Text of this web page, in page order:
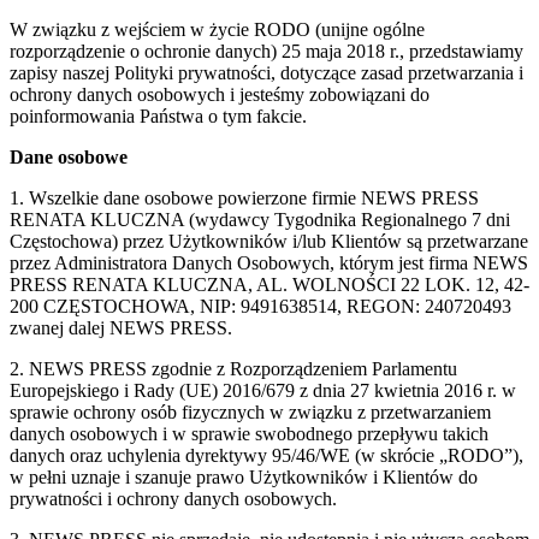
W związku z wejściem w życie RODO (unijne ogólne
rozporządzenie o ochronie danych) 25 maja 2018 r., przedstawiamy
zapisy naszej Polityki prywatności, dotyczące zasad przetwarzania i
ochrony danych osobowych i jesteśmy zobowiązani do
poinformowania Państwa o tym fakcie.
Dane osobowe
1. Wszelkie dane osobowe powierzone firmie NEWS PRESS
RENATA KLUCZNA (wydawcy Tygodnika Regionalnego 7 dni
Częstochowa) przez Użytkowników i/lub Klientów są przetwarzane
przez Administratora Danych Osobowych, którym jest firma NEWS
PRESS RENATA KLUCZNA, AL. WOLNOŚCI 22 LOK. 12, 42-
200 CZĘSTOCHOWA, NIP: 9491638514, REGON: 240720493
zwanej dalej NEWS PRESS.
2. NEWS PRESS zgodnie z Rozporządzeniem Parlamentu
Europejskiego i Rady (UE) 2016/679 z dnia 27 kwietnia 2016 r. w
sprawie ochrony osób fizycznych w związku z przetwarzaniem
danych osobowych i w sprawie swobodnego przepływu takich
danych oraz uchylenia dyrektywy 95/46/WE (w skrócie „RODO”),
w pełni uznaje i szanuje prawo Użytkowników i Klientów do
prywatności i ochrony danych osobowych.